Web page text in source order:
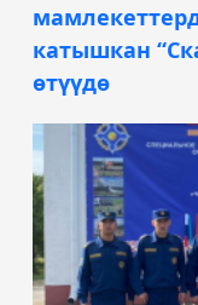
катышкан
өтүүдө